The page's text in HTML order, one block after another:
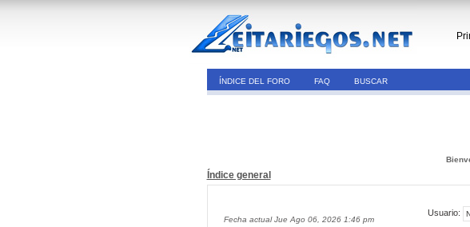
ÍNDICE DEL FORO FAQ BUSCAR
Índice general
Fecha actual Jue Ago 06, 2026 1:46 pm
Usuario: